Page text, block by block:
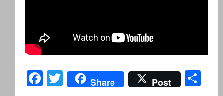
Facebook
Twitter
Share Post